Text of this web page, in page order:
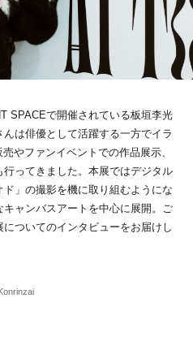
SPACEで開催されている板垣李光
は俳優として活躍する一方でイラ
やファンイベントでの作品展示、
ってきました。本展ではデジタル
」の撮影を機に取り組むようにな
ャンバスアートを中心に展開。ご
ついてのインタビューをお届けし